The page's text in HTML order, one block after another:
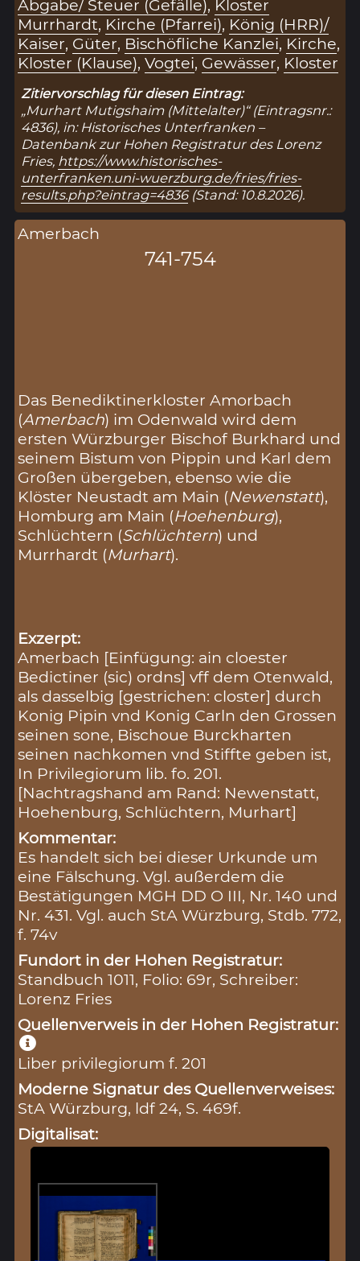
Abgabe/ Steuer (Gefälle), Kloster
Murrhardt, Kirche (Pfarrei), König (HRR)/
Kaiser, Güter, Bischöfliche Kanzlei, Kirche,
Kloster (Klause),Vogtei, Gewässer, Kloster
Zitiervorschlag für diesen Eintrag:
„Murhart Mutigshaim (Mittelalter)“ (Eintragsnr.:
4836), in: Historisches Unterfranken –
Datenbank zur Hohen Registratur des Lorenz
Fries, https://www.historisches-
unterfranken.uni-wuerzburg.de/fries/fries-
results.php?eintrag=4836(Stand: 10.8.2026).
Amerbach
741-754
Das Benediktinerkloster Amorbach
(Amerbach) im Odenwald wird dem
ersten Würzburger Bischof Burkhard und
seinem Bistum von Pippin und Karl dem
Großen übergeben, ebenso wie die
Klöster Neustadt am Main (Newenstatt),
Homburg am Main (Hoehenburg),
Schlüchtern (Schlüchtern) und
Murrhardt (Murhart).
Exzerpt:
Amerbach [Einfügung: ain cloester
Bedictiner (sic) ordns] vff dem Otenwald,
als dasselbig [gestrichen: closter] durch
Konig Pipin vnd Konig Carln den Grossen
seinen sone, Bischoue Burckharten
seinen nachkomen vnd Stiffte geben ist,
In Privilegiorum lib. fo. 201.
[Nachtragshand am Rand: Newenstatt,
Hoehenburg, Schlüchtern, Murhart]
Kommentar:
Es handelt sich bei dieser Urkunde um
eine Fälschung. Vgl. außerdem die
Bestätigungen MGH DD O III, Nr. 140 und
Nr. 431. Vgl. auch StA Würzburg, Stdb. 772,
f. 74v
Fundort in der Hohen Registratur:
Standbuch 1011, Folio: 69r, Schreiber:
Lorenz Fries
Quellenverweis in der Hohen Registratur:
Liber privilegiorum f. 201
Moderne Signatur des Quellenverweises:
StA Würzburg, ldf 24, S. 469f.
Digitalisat: